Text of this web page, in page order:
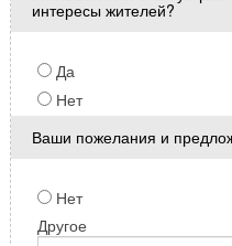
интересы жителей?
Да
Нет
Ваши пожелания и
Нет
Другое